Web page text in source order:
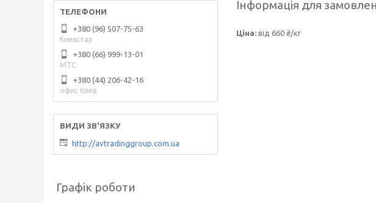
Інформація для
Ціна: від 660 ₴/кг
+380 (96) 507-75-63
Киевстар
+380 (66) 999-13-01
МТС
+380 (44) 206-42-16
офис Киев
http://avtradinggroup.com.ua
Графік роботи